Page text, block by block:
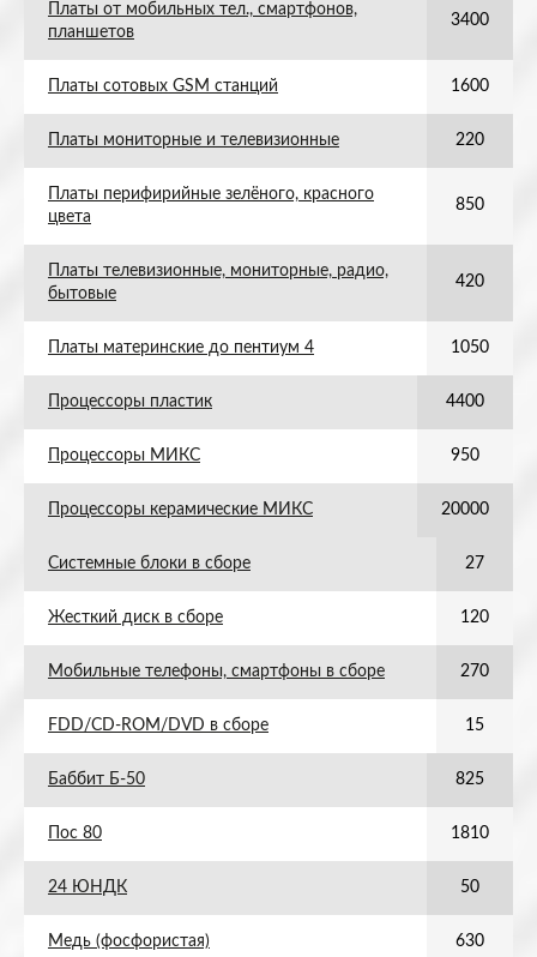
Платы от мобильных тел., смартфонов,
планшетов
3400
Платы сотовых GSM станций 1600
Платы мониторные и телевизионные 220
Платы перифирийные зелёного, красного
цвета
850
Платы телевизионные, мониторные, радио,
бытовые
420
Платы материнские до пентиум 4 1050
Процессоры пластик 4400
Процессоры МИКС 950
Процессоры керамические МИКС 20000
Системные блоки в сборе 27
Жесткий диск в сборе 120
Мобильные телефоны, смартфоны в сборе 270
FDD/CD-ROM/DVD в сборе 15
Баббит Б-50 825
Пос 80 1810
24 ЮНДК 50
Медь (фосфористая) 630